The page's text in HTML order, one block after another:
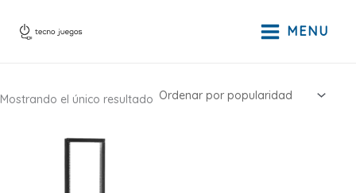
MENU
Mostrando el único resultado